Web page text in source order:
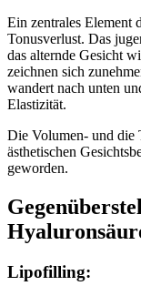
Ein zentrales Element
Tonusverlust. Das
das alternde Gesicht
zeichnen sich
wandert nach unten
Elastizität.
Die Volumen- und die
ästhetischen
geworden.
Lipofilling: